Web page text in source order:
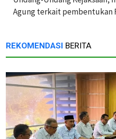
Agung terkait pembentukan
REKOMENDASI BERITA